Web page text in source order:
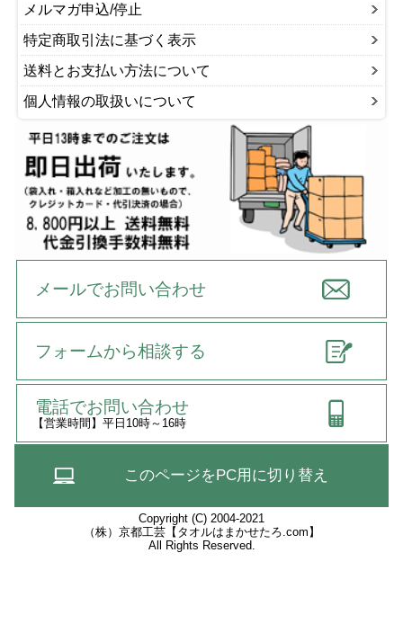
メルマガ申込/停止
特定商取引法に基づく表示
送料とお支払い方法について
個人情報の取扱いについて
メールでお問い合わせ
フォームから相談する
電話でお問い合わせ
【営業時間】平日10時～16時
このページをPC用に切り替え
Copyright (C) 2004-2021
（株）京都工芸【タオルはまかせたろ.com】
All Rights Reserved.